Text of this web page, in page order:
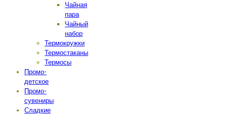
Чайная
пара
Чайный
набор
Термокружки
Термостаканы
Термосы
Промо-
детское
Промо-
сувениры
Сладкие